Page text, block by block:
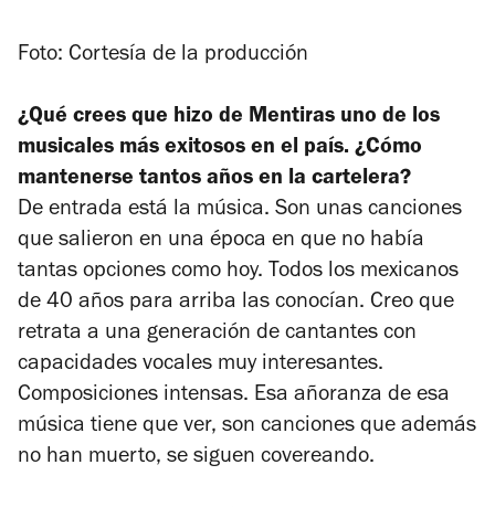
Foto: Cortesía de la producción
¿Qué crees que hizo de Mentiras uno de los
musicales más exitosos en el país. ¿Cómo
mantenerse tantos años en la cartelera?
De entrada está la música. Son unas canciones
que salieron en una época en que no había
tantas opciones como hoy. Todos los mexicanos
de 40 años para arriba las conocían. Creo que
retrata a una generación de cantantes con
capacidades vocales muy interesantes.
Composiciones intensas. Esa añoranza de esa
música tiene que ver, son canciones que además
no han muerto, se siguen covereando.